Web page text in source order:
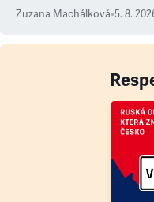
Zuzana Machálková•5. 8.